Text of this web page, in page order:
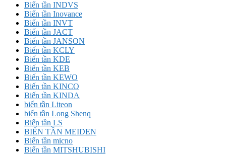
Biến tần INDVS
Biến tần Inovance
Biến tần INVT
Biến tần JACT
Biến tần JANSON
Biến tần KCLY
Biến tần KDE
Biến tần KEB
Biến tần KEWO
Biến tần KINCO
Biến tần KINDA
biến tần Liteon
biến tần Long Shenq
Biến tần LS
BIẾN TẦN MEIDEN
Biến tần micno
Biến tần MITSHUBISHI